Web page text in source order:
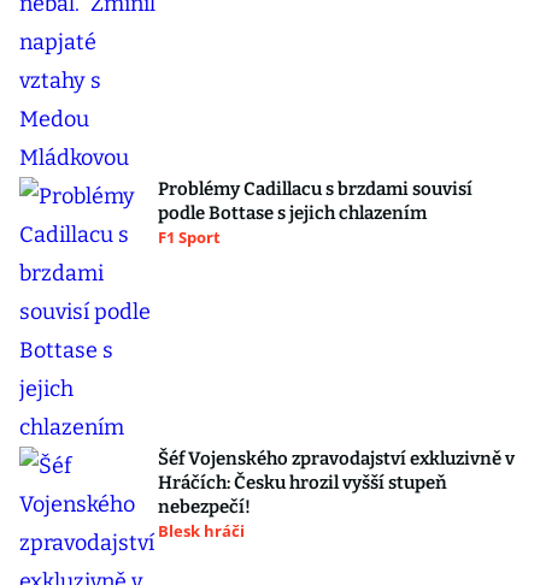
Problémy Cadillacu s brzdami souvisí
podle Bottase s jejich chlazením
F1 Sport
Šéf Vojenského zpravodajství exkluzivně v
Hráčích: Česku hrozil vyšší stupeň
nebezpečí!
Blesk hráči